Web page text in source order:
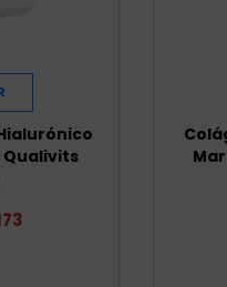
Qualivits